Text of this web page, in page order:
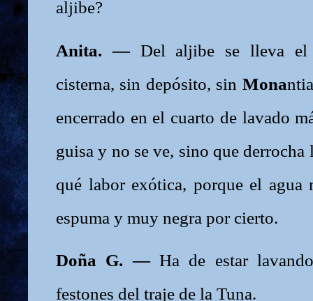
aljibe?
Anita. — Del aljibe se lleva el
cisterna, sin depósito, sin Mona
encerrado en el cuarto de lavado
guisa y no se ve, sino que derrocha
qué labor exótica, porque el agua
espuma y muy negra por cierto.
Doña G. — Ha de estar
festones del traje de la Tuna.